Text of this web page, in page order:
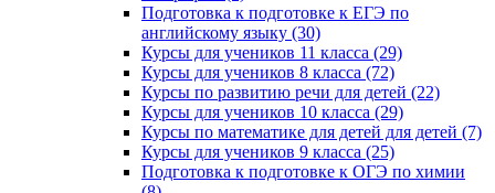
Подготовка к подготовке к ЕГЭ по
английскому языку (30)
Курсы для учеников 11 класса (29)
Курсы для учеников 8 класса (72)
Курсы по развитию речи для детей (22)
Курсы для учеников 10 класса (29)
Курсы по математике для детей для детей (7)
Курсы для учеников 9 класса (25)
Подготовка к подготовке к ОГЭ по химии